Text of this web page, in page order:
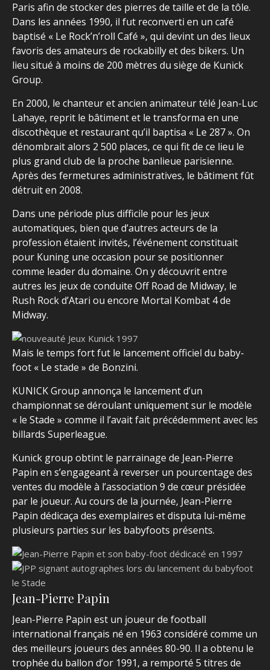
Paris afin de stocker des pierres de taille et de la tôle.
Dans les années 1990, il fut reconverti en un café
baptisé « Le Rock’n’roll Café », qui devint un des lieux
favoris des amateurs de rockabilly et des bikers. Un
lieu situé à moins de 200 mètres du siège de Kunick
Group.
En 2000, le chanteur et ancien animateur télé Jean-Luc
Lahaye, reprit le bâtiment et le transforma en une
discothèque et restaurant qu’il baptisa « Le 287 ». On
dénombrait alors 2 500 places, ce qui fit de ce lieu le
plus grand club de la proche banlieue parisienne.
Après des fermetures administratives, le bâtiment fût
détruit en 2008.
Dans une période plus difficile pour les jeux
automatiques, bien que d’autres acteurs de la
profession étaient invités, l’événement constituait
pour Kuning une occasion pour se positionner
comme leader du domaine. On y découvrit entre
autres les jeux de conduite Off Road de Midway, le
Rush Rock d’Atari ou encore Mortal Kombat 4 de
Midway.
Mais le temps fort fut le lancement officiel du baby-
foot « Le stade » de Bonzini.
KUNICK Group annonça le lancement d’un
championnat se déroulant uniquement sur le modèle
« le Stade » comme il l’avait fait précédemment avec les
billards Superleague.
Kunick group obtint le parrainage de Jean-Pierre
Papin en s’engageant à reverser un pourcentage des
ventes du modèle à l’association 9 de cœur présidée
par le joueur. Au cours de la journée, Jean-Pierre
Papin dédicaça des exemplaires et disputa lui-même
plusieurs parties sur les babyfoots présents.
Jean-Pierre Papin
Jean-Pierre Papin est un joueur de football
international français né en 1963 considéré comme un
des meilleurs joueurs des années 80-90. Il a obtenu le
trophée du ballon d’or 1991, a remporté 5 titres de